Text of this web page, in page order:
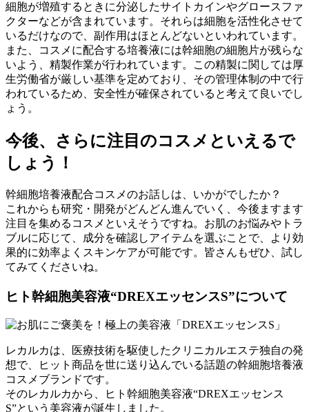
細胞が増殖するときに分泌したサイトカインやグロースファ
クターなどが含まれています。それらは細胞を活性化させて
いるだけなので、副作用はほとんどないといわれています。
また、コスメに配合する培養液には幹細胞の細胞片が残らな
いよう、精製作業が行われています。この精製に関しては厚
生労働省が厳しい基準を定めており、その管理体制の中で行
われているため、 安全性が確保されている と考えて良いでし
ょう。
今後、 さらに注目のコスメ といえるで
しょう！
幹細胞培養液配合コスメのお話しは、いかがでしたか？
これからも研究・開発がどんどん進んでいく、今後ますます
注目を集めるコスメといえそうですね。お肌のお悩みやトラ
ブルに応じて、成分を確認しアイテムを選ぶことで、より効
果的に効率よくスキンケアが可能です。皆さんもぜひ、試し
てみてくださいね。
ヒト幹細胞美容液“DREXエッセンスS”について
レカルカは、医療技術を駆使したクリニカルエステ独自の発
想で、ヒット商品を世に送り込んでいる話題の幹細胞培養液
コスメブランドです。
そのレカルカから、ヒト幹細胞美容液“DREXエッセンス
S”という美容液が誕生しました。